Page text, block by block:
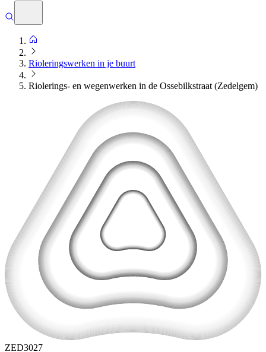
Rioleringswerken in je buurt
Riolerings- en wegenwerken in de Ossebilkstraat (Zedelgem)
ZED3027